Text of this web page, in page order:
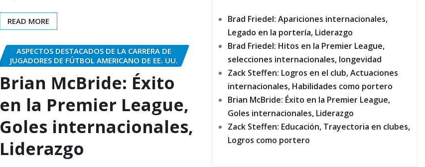
READ MORE
ASPECTOS DESTACADOS DE LA CARRERA DE
JUGADORES DE FÚTBOL AMERICANO DE EE. UU.
Brian McBride: Éxito
en la Premier League,
Goles internacionales,
Liderazgo
Brad Friedel: Apariciones internacionales,
Legado en la portería, Liderazgo
Brad Friedel: Hitos en la Premier League,
selecciones internacionales, longevidad
Zack Steffen: Logros en el club, Actuaciones
internacionales, Habilidades como portero
Brian McBride: Éxito en la Premier League,
Goles internacionales, Liderazgo
Zack Steffen: Educación, Trayectoria en clubes,
Logros como portero